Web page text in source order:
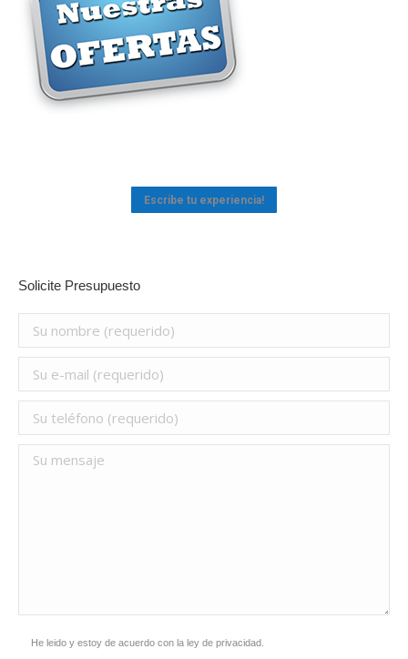
Escribe tu experiencia!
Solicite Presupuesto
He leido y estoy de acuerdo con la ley de privacidad.